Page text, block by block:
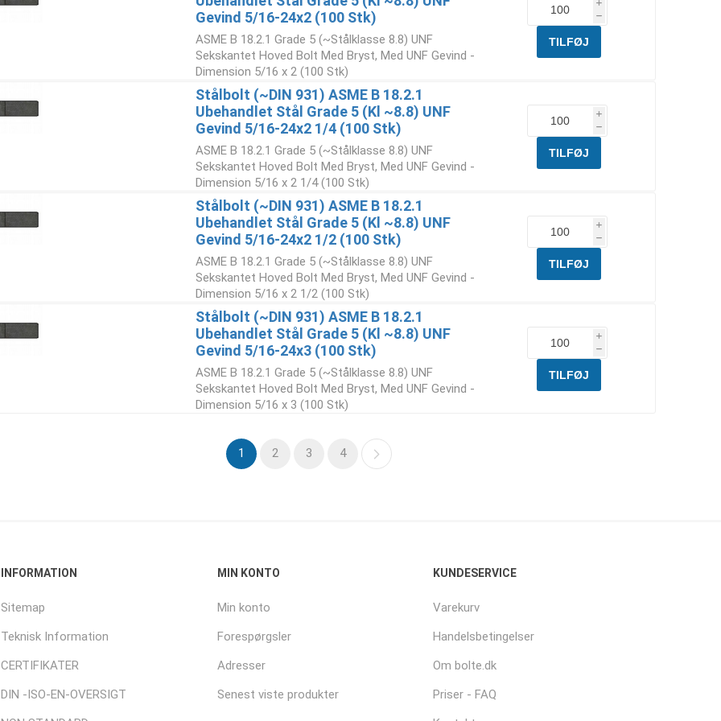
Gevind 5/16-24x2 (100 Stk)
ASME B 18.2.1 Grade 5 (~Stålklasse 8.8) UNF
Sekskantet Hoved Bolt Med Bryst, Med UNF Gevind -
Dimension 5/16 x 2 (100 Stk)
i
h
Stålbolt (~DIN 931) ASME B 18.2.1
Ubehandlet Stål Grade 5 (Kl ~8.8) UNF
Gevind 5/16-24x2 1/4 (100 Stk)
ASME B 18.2.1 Grade 5 (~Stålklasse 8.8) UNF
Sekskantet Hoved Bolt Med Bryst, Med UNF Gevind -
Dimension 5/16 x 2 1/4 (100 Stk)
i
h
Stålbolt (~DIN 931) ASME B 18.2.1
Ubehandlet Stål Grade 5 (Kl ~8.8) UNF
Gevind 5/16-24x2 1/2 (100 Stk)
ASME B 18.2.1 Grade 5 (~Stålklasse 8.8) UNF
Sekskantet Hoved Bolt Med Bryst, Med UNF Gevind -
Dimension 5/16 x 2 1/2 (100 Stk)
i
h
Stålbolt (~DIN 931) ASME B 18.2.1
Ubehandlet Stål Grade 5 (Kl ~8.8) UNF
Gevind 5/16-24x3 (100 Stk)
ASME B 18.2.1 Grade 5 (~Stålklasse 8.8) UNF
Sekskantet Hoved Bolt Med Bryst, Med UNF Gevind -
Dimension 5/16 x 3 (100 Stk)
i
h
1 2 3 4
INFORMATION
Sitemap
Teknisk Information
CERTIFIKATER
DIN -ISO-EN-OVERSIGT
MIN KONTO
Min konto
Forespørgsler
Adresser
Senest viste produkter
KUNDESERVICE
Varekurv
Handelsbetingelser
Om bolte.dk
Priser - FAQ